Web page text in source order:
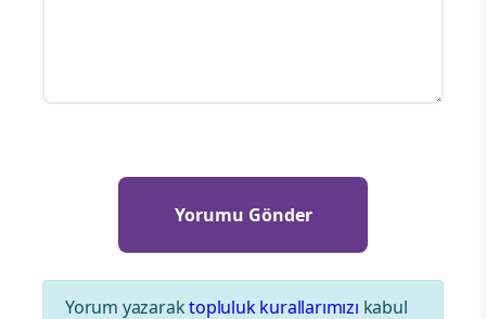
Yorum yazaraktopluluk kurallarımızı kabul